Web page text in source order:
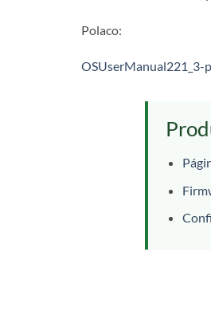
Polaco:
OSUserManual221_3-